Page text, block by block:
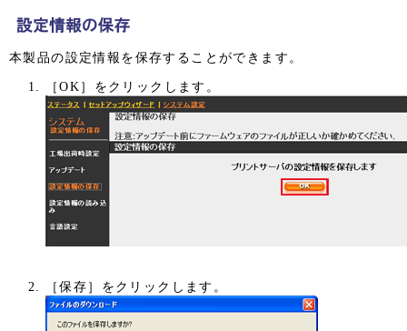
本製品の設定情報を保存することができます。
［OK］をクリックします。
［保存］をクリックします。